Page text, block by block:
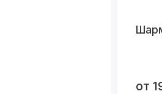
от